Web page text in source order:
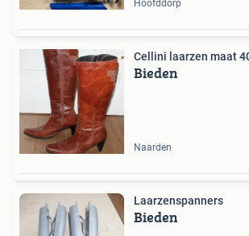
Hoofddorp
Cellini laarzen maat
Bieden
Naarden
Laarzenspanners
Bieden